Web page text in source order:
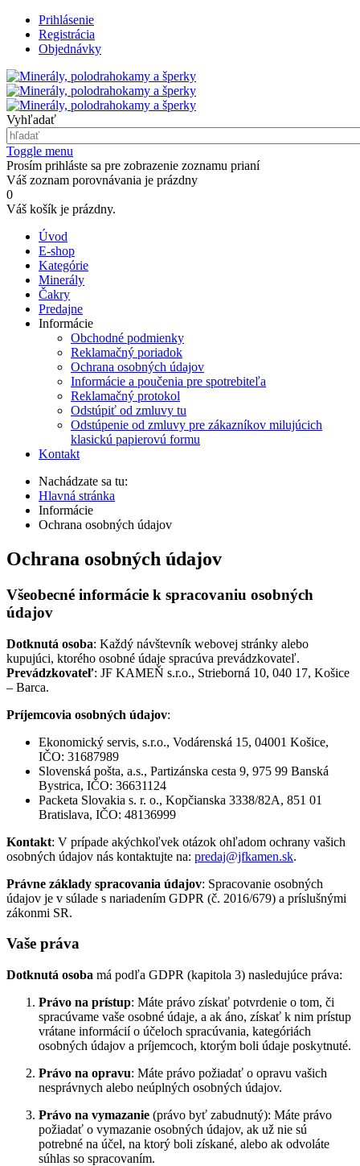
Prihlásenie
Registrácia
Objednávky
Vyhľadať
Toggle menu
Prosím prihláste sa pre zobrazenie zoznamu prianí
Váš zoznam porovnávania je prázdny
0
Váš košík je prázdny.
Úvod
E-shop
Kategórie
Minerály
Čakry
Predajne
Informácie
Obchodné podmienky
Reklamačný poriadok
Ochrana osobných údajov
Informácie a poučenia pre spotrebiteľa
Reklamačný protokol
Odstúpiť od zmluvy tu
Odstúpenie od zmluvy pre zákazníkov milujúcich
klasickú papierovú formu
Kontakt
Nachádzate sa tu:
Hlavná stránka
Informácie
Ochrana osobných údajov
Ochrana osobných údajov
Všeobecné informácie k spracovaniu osobných
údajov
Dotknutá osoba: Každý návštevník webovej stránky alebo
kupujúci, ktorého osobné údaje spracúva prevádzkovateľ.
Prevádzkovateľ: JF KAMEŇ s.r.o., Strieborná 10, 040 17, Košice
– Barca.
Príjemcovia osobných údajov:
Ekonomický servis, s.r.o., Vodárenská 15, 04001 Košice,
IČO: 31687989
Slovenská pošta, a.s., Partizánska cesta 9, 975 99 Banská
Bystrica, IČO: 36631124
Packeta Slovakia s. r. o., Kopčianska 3338/82A, 851 01
Bratislava, IČO: 48136999
Kontakt: V prípade akýchkoľvek otázok ohľadom ochrany vašich
osobných údajov nás kontaktujte na: predaj@jfkamen.sk.
Právne základy spracovania údajov: Spracovanie osobných
údajov je v súlade s nariadením GDPR (č. 2016/679) a príslušnými
zákonmi SR.
Vaše práva
Dotknutá osoba má podľa GDPR (kapitola 3) nasledujúce práva:
Právo na prístup: Máte právo získať potvrdenie o tom, či
spracúvame vaše osobné údaje, a ak áno, získať k nim prístup
vrátane informácií o účeloch spracúvania, kategóriách
osobných údajov a príjemcoch, ktorým boli údaje poskytnuté.
Právo na opravu: Máte právo požiadať o opravu vašich
nesprávnych alebo neúplných osobných údajov.
Právo na vymazanie (právo byť zabudnutý): Máte právo
požiadať o vymazanie osobných údajov, ak už nie sú
potrebné na účel, na ktorý boli získané, alebo ak odvoláte
súhlas so spracovaním.